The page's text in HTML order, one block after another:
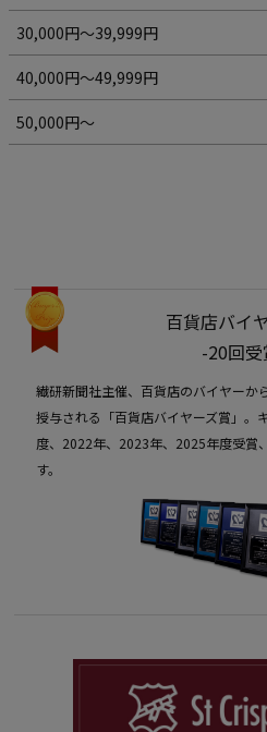
30,000円～39,999円
40,000円～49,999円
50,000円～
百貨店バイ
-20回
繊研新聞社主催、百貨店のバイヤーか
授与される「百貨店バイヤーズ賞」。
度、2022年、2023年、2025年度受賞
す。